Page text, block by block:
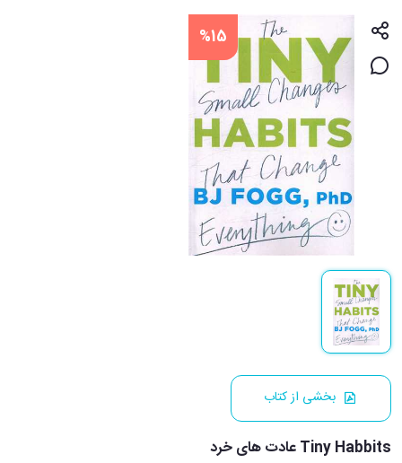
%15
بخشی از کتاب
Tiny Habbits عادت های خرد